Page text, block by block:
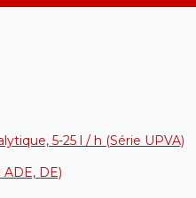
5-25 l / h (Série UPVA)
DE)